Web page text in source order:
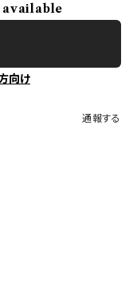
向け
通報する